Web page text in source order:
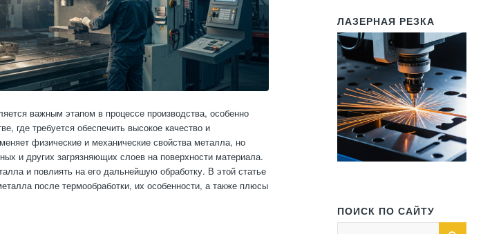
важным этапом в процессе производства, особенно
где требуется обеспечить высокое качество и
физические и механические свойства металла, но
и других загрязняющих слоев на поверхности материала.
и повлиять на его дальнейшую обработку. В этой статье
после термообработки, их особенности, а также плюсы
ЛАЗЕРНАЯ РЕЗКА
ПОИСК ПО САЙТУ